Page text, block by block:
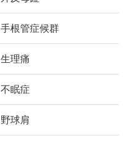
手根管症候群
生理痛
不眠症
野球肩